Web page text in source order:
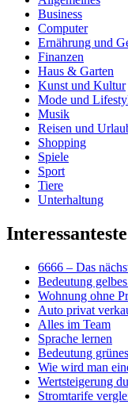
Business
Computer
Ernährung und
Finanzen
Haus & Garten
Kunst und Kultur
Mode und
Musik
Reisen und
Shopping
Spiele
Sport
Tiere
Unterhaltung
6666 – Das
Bedeutung
Wohnung ohne
Auto privat
Alles im Team
Sprache lernen
Bedeutung
Wie wird man
Wertsteigerung
Stromtarife